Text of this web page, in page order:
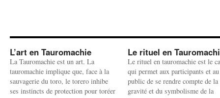
L’art en Tauromachie
La Tauromachie est un art. La
tauromachie implique que, face à la
sauvagerie du toro, le torero inhibe
ses instincts de protection pour toréer
Le rituel en
Le rituel en tauromachie est le
qui permet aux participants et au
public de se rendre compte de la
gravité et du symbolisme de la